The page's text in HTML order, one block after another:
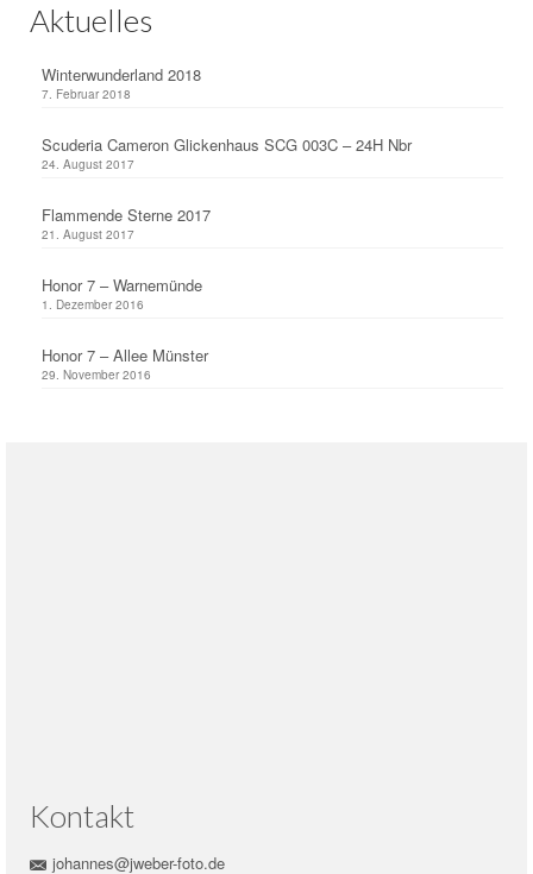
Aktuelles
Winterwunderland 2018
7. Februar 2018
Scuderia Cameron Glickenhaus SCG 003C – 24H Nbr
24. August 2017
Flammende Sterne 2017
21. August 2017
Honor 7 – Warnemünde
1. Dezember 2016
Honor 7 – Allee Münster
29. November 2016
Kontakt
johannes@jweber-foto.de